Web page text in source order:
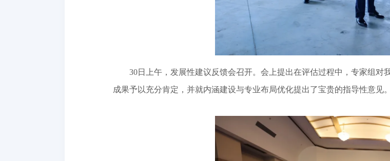
30日上午，发展性建议反馈会召开。会上提出在评估过程中，专家组
成果予以充分肯定，并就内涵建设与专业布局优化提出了宝贵的指导性意见。